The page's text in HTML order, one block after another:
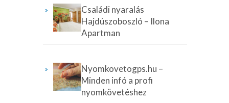
Családi nyaralás
Hajdúszoboszló – Ilona
Apartman
Nyomkovetogps.hu –
Minden infó a profi
nyomkövetéshez